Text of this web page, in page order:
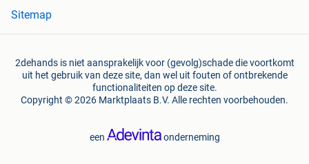
Sitemap
2dehands is niet aansprakelijk voor (gevolg)schade die voortkomt
uit het gebruik van deze site, dan wel uit fouten of ontbrekende
functionaliteiten op deze site.
Copyright © 2026 Marktplaats B.V. Alle rechten voorbehouden.
een onderneming